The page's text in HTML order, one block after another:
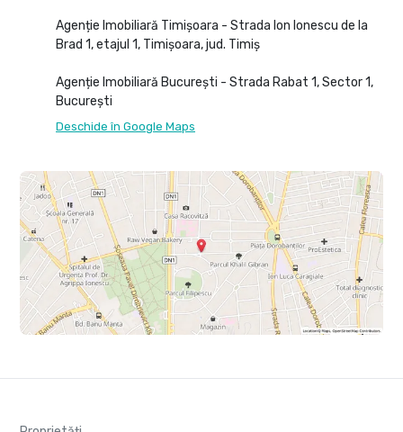
Agenție Imobiliară Timișoara - Strada Ion Ionescu de la
Brad 1, etajul 1, Timișoara, jud. Timiș
Agenție Imobiliară București - Strada Rabat 1, Sector 1,
București
Deschide în Google Maps